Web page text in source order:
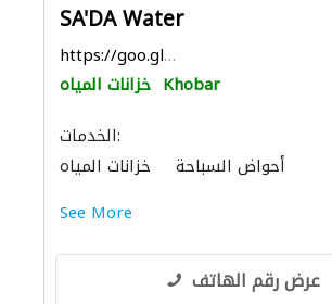
SA'DA Water
https://goo.gl/maps/w9b8TQGCH9yDPtPv5
خزانات المياه Khobar
الخدمات:
خزانات المياه
أحواض السباحة
See More
عرض رقم الهاتف